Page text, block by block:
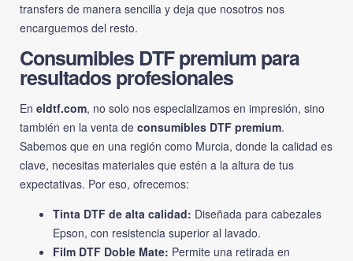
transfers de manera sencilla y deja que nosotros nos
encarguemos del resto.
Consumibles DTF premium para
resultados profesionales
En eldtf.com, no solo nos especializamos en impresión, sino
también en la venta de consumibles DTF premium.
Sabemos que en una región como Murcia, donde la calidad es
clave, necesitas materiales que estén a la altura de tus
expectativas. Por eso, ofrecemos:
Tinta DTF de alta calidad: Diseñada para cabezales
Epson, con resistencia superior al lavado.
Film DTF Doble Mate: Permite una retirada en